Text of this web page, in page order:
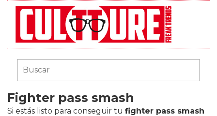
Fighter pass smash
Si estás listo para conseguir tu fighter pass smash